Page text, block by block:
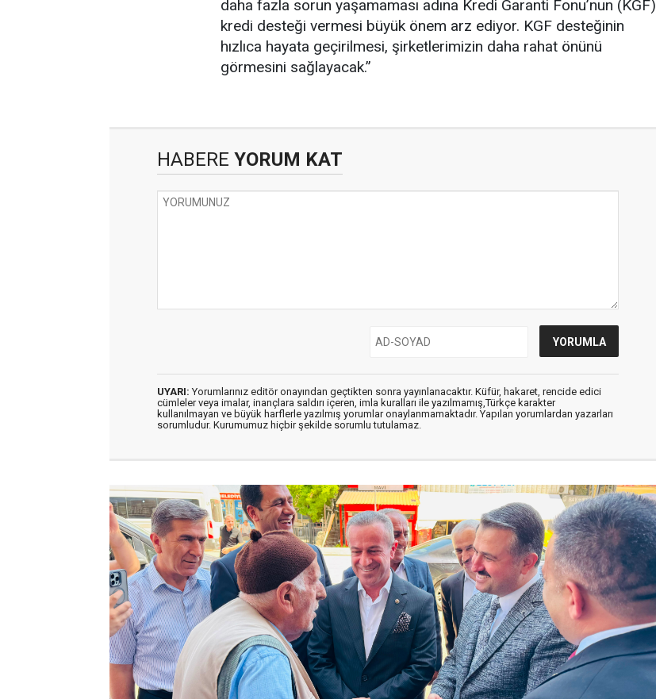
daha fazla sorun yaşamaması adına Kredi Garanti Fonu’nun (KGF)
kredi desteği vermesi büyük önem arz ediyor. KGF desteğinin
hızlıca hayata geçirilmesi, şirketlerimizin daha rahat önünü
görmesini sağlayacak.”
HABERE YORUM KAT
UYARI: Yorumlarınız editör onayından geçtikten sonra yayınlanacaktır. Küfür, hakaret, rencide edici
cümleler veya imalar, inançlara saldırı içeren, imla kuralları ile yazılmamış,Türkçe karakter
kullanılmayan ve büyük harflerle yazılmış yorumlar onaylanmamaktadır. Yapılan yorumlardan yazarları
sorumludur. Kurumumuz hiçbir şekilde sorumlu tutulamaz.